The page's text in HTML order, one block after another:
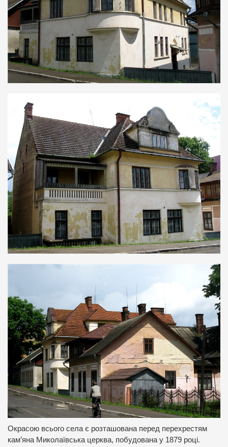
Окрасою всього села є розташована перед перехрестям
кам’яна Миколаївська церква, побудована у 1879 році.